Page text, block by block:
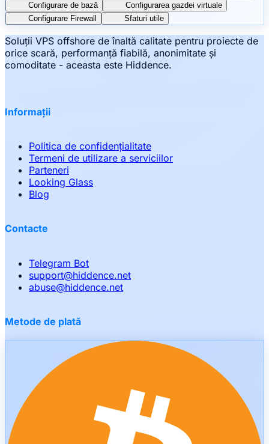
Configurare de bază
Configurarea gazdei virtuale
Configurare Firewall
Sfaturi utile
Soluții VPS offshore de înaltă calitate pentru proiecte de
orice scară, performanță fiabilă, anonimitate și
comoditate - aceasta este Hiddence.
Informații
Politica de confidențialitate
Termeni de utilizare a serviciilor
Parteneri
Looking Glass
Blog
Contacte
Telegram Bot
support@hiddence.net
abuse@hiddence.net
Metode de plată